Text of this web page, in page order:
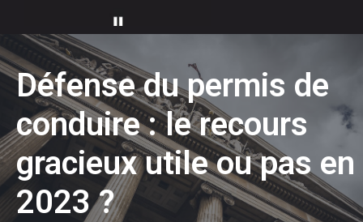
Défense du permis de
conduire : le recours
gracieux utile ou pas en
2023 ?